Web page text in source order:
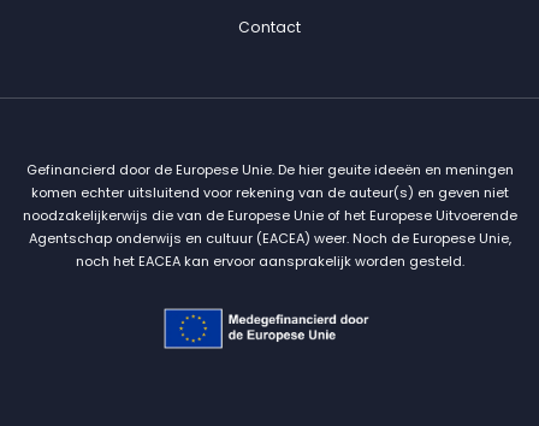
Contact
Gefinancierd door de Europese Unie. De hier geuite ideeën en meningen
komen echter uitsluitend voor rekening van de auteur(s) en geven niet
noodzakelijkerwijs die van de Europese Unie of het Europese Uitvoerende
Agentschap onderwijs en cultuur (EACEA) weer. Noch de Europese Unie,
noch het EACEA kan ervoor aansprakelijk worden gesteld.